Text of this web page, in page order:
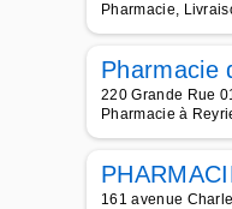
Pharmacie,
Pharmacie
220 Grande Rue
Pharmacie à
161 avenue